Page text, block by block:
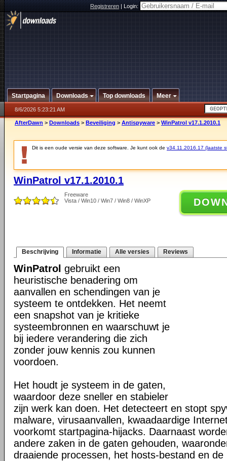
Registreren|Login:
Startpagina Downloads Top downloads Meer
8/6/2026 5:23:21 AM
AfterDawn > Downloads > Beveiliging > Antispyware > WinPatrol v17.1.2010.1
Dit is een oude versie van deze software. Je kunt ook de v34.11.2016.17 (laatste
WinPatrol v17.1.2010.1
Freeware
Vista / Win10 / Win7 / Win8 / WinXP
Beschrijving Informatie Alle versies Reviews
WinPatrol gebruikt een
heuristische benadering om
aanvallen en schendingen van je
systeem te ontdekken. Het neemt
een snapshot van je kritieke
systeembronnen en waarschuwt je
bij iedere verandering die zich
zonder jouw kennis zou kunnen
voordoen.
Het houdt je systeem in de gaten,
waardoor deze sneller en stabieler
zijn werk kan doen. Het detecteert en stopt
malware, virusaanvallen, kwaadaardige
voorkomt startpagina-hijacks. Daarnaast
andere zaken in de gaten gehouden,
draaiende processen, het hosts-bestand en